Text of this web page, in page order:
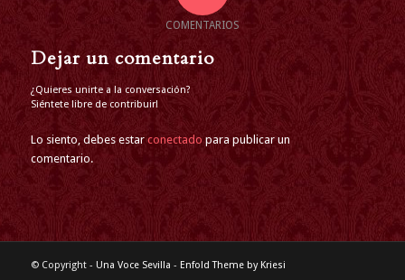
COMENTARIOS
Dejar un comentario
¿Quieres unirte a la conversación?
Siéntete libre de contribuir!
Lo siento, debes estar conectado para publicar un
comentario.
© Copyright - Una Voce Sevilla - Enfold Theme by Kriesi